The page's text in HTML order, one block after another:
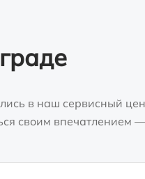
в наш сервисный
своим